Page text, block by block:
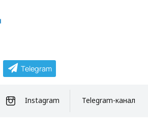
Telegram
Instagram Telegram-канал